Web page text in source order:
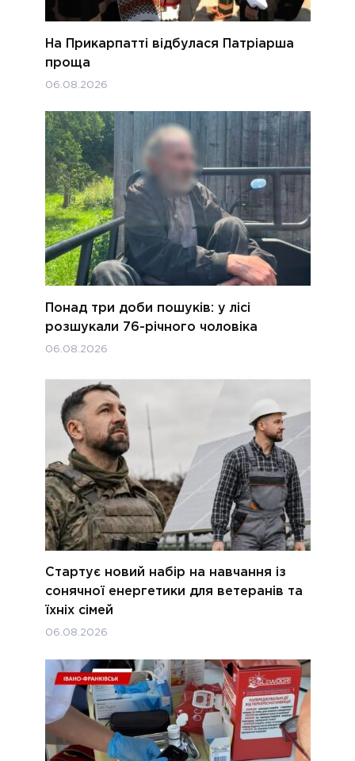
На Прикарпатті відбулася Патріарша
проща
06.08.2026
Понад три доби пошуків: у лісі
розшукали 76-річного чоловіка
06.08.2026
Стартує новий набір на навчання із
сонячної енергетики для ветеранів та
їхніх сімей
06.08.2026